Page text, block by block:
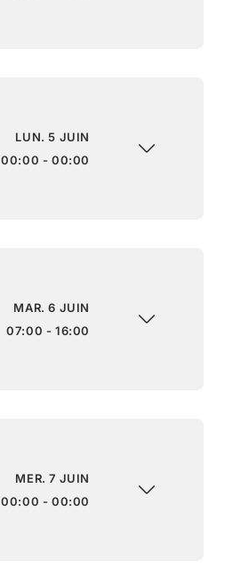
LUN. 5 JUIN
00:00 - 00:00
MAR. 6 JUIN
07:00 - 16:00
MER. 7 JUIN
00:00 - 00:00